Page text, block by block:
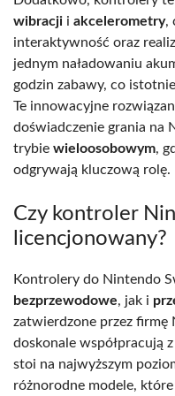
wibracji i akcelerometry,
interaktywność oraz
jednym naładowaniu
godzin zabawy, co
Te innowacyjne
doświadczenie grania na
trybie wieloosobowym,
odgrywają kluczową rolę.
Czy kontroler
licencjonowany?
Kontrolery do Nintendo
bezprzewodowe, jak i
zatwierdzone przez firmę
doskonale współpracują
stoi na najwyższym
różnorodne modele,